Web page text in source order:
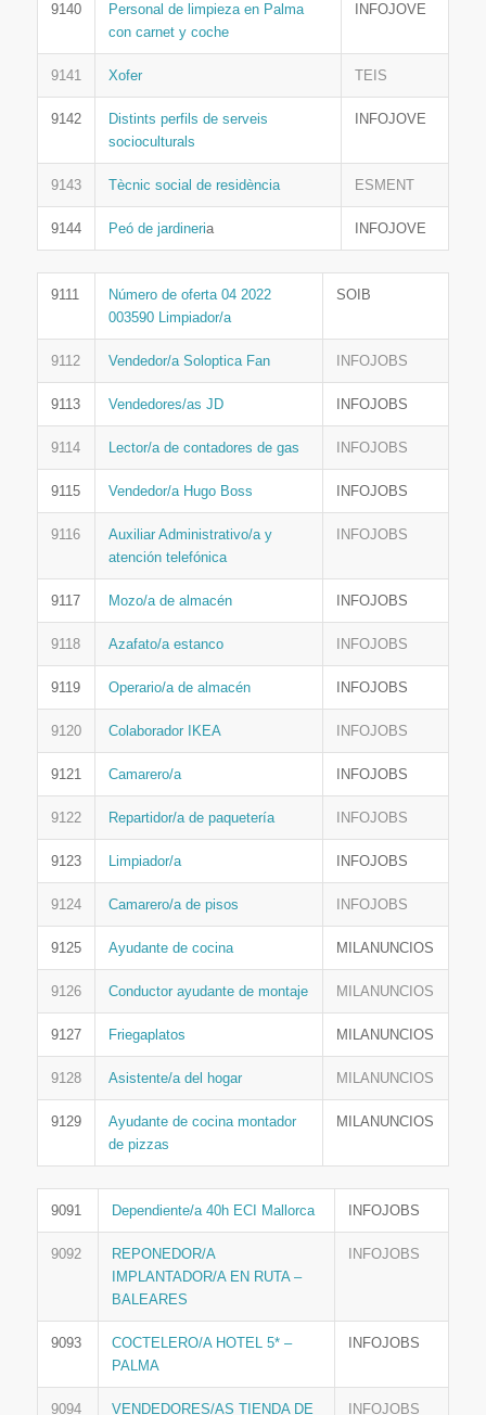
9140
Personal de limpieza en Palma
con carnet y coche
INFOJOVE
9141 Xofer TEIS
9142
Distints perfils de serveis
socioculturals
INFOJOVE
9143 Tècnic social de residència ESMENT
9144 Peó de jardineria INFOJOVE
9111
Número de oferta 04 2022
003590 Limpiador/a
SOIB
9112 Vendedor/a Soloptica Fan INFOJOBS
9113 Vendedores/as JD INFOJOBS
9114 Lector/a de contadores de gas INFOJOBS
9115 Vendedor/a Hugo Boss INFOJOBS
9116
Auxiliar Administrativo/a y
atención telefónica
INFOJOBS
9117 Mozo/a de almacén INFOJOBS
9118 Azafato/a estanco INFOJOBS
9119 Operario/a de almacén INFOJOBS
9120 Colaborador IKEA INFOJOBS
9121 Camarero/a INFOJOBS
9122 Repartidor/a de paquetería INFOJOBS
9123 Limpiador/a INFOJOBS
9124 Camarero/a de pisos INFOJOBS
9125 Ayudante de cocina MILANUNCIOS
9126 Conductor ayudante de montaje MILANUNCIOS
9127 Friegaplatos MILANUNCIOS
9128 Asistente/a del hogar MILANUNCIOS
9129
Ayudante de cocina montador
de pizzas
MILANUNCIOS
9091 Dependiente/a 40h ECI Mallorca INFOJOBS
9092
REPONEDOR/A
IMPLANTADOR/A EN RUTA –
BALEARES
INFOJOBS
9093
COCTELERO/A HOTEL 5* –
PALMA
INFOJOBS
9094 VENDEDORES/AS TIENDA DE INFOJOBS